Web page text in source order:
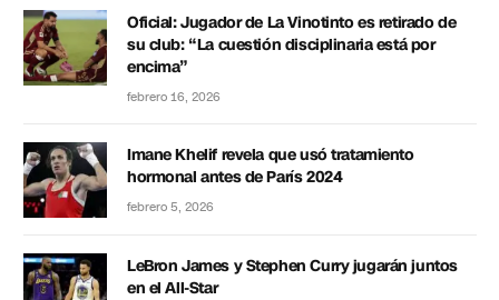
Oficial: Jugador de La Vinotinto es retirado de
su club: “La cuestión disciplinaria está por
encima”
febrero 16, 2026
Imane Khelif revela que usó tratamiento
hormonal antes de París 2024
febrero 5, 2026
LeBron James y Stephen Curry jugarán juntos
en el All-Star